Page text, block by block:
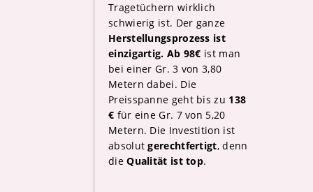
Tragetüchern wirklich
schwierig ist. Der ganze
Herstellungsprozess ist
einzigartig. Ab 98€ ist man
bei einer Gr. 3 von 3,80
Metern dabei. Die
Preisspanne geht bis zu 138
€ für eine Gr. 7 von 5,20
Metern. Die Investition ist
absolutgerechtfertigt, denn
dieQualität ist top.